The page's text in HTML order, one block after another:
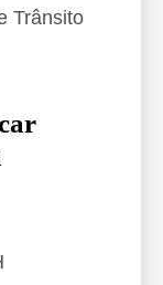
Trânsito